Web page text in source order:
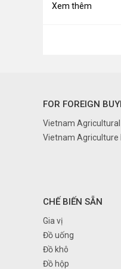
Bến Tre
Cà Mau
Cần Thơ
Cao Bằng
Đắk Nông
Đồng Nai
Xem thêm
FOR FOREIGN
Vietnam
Vietnam Agriculture
CHẾ BIẾN SẴN
Gia vị
Đồ uống
Đồ khô
Đồ hộp